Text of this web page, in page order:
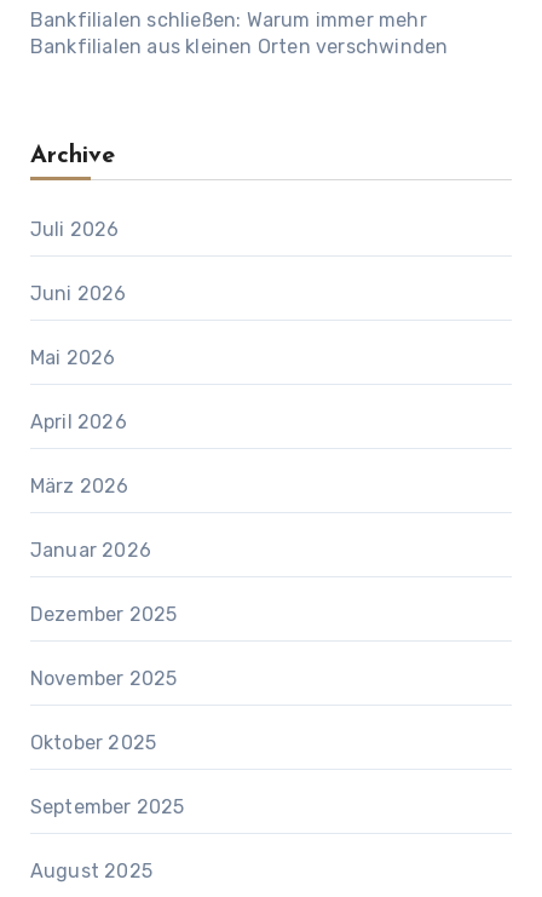
Bankfilialen schließen: Warum immer mehr
Bankfilialen aus kleinen Orten verschwinden
Archive
Juli 2026
Juni 2026
Mai 2026
April 2026
März 2026
Januar 2026
Dezember 2025
November 2025
Oktober 2025
September 2025
August 2025